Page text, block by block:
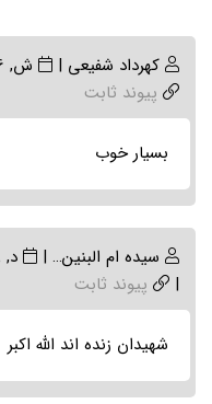
کهرداد شفیعی | ش, 1403/08/26 - 08:16
پیوند ثابت
بسیار خوب
سیده ام البنین… | د, 1403/08/28 - 08:25
|
پیوند ثابت
شهیدان زنده اند الله اکبر